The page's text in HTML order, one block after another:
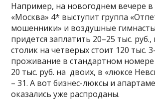
Например, на новогоднем вечере в
«Москва» 4* выступит группа
мошенники» и воздушные
придется заплатить 20–25 тыс. руб.,
столик на четверых стоит 120 тыс.
проживание в стандартном номере
20 тыс. руб. на двоих, в «люксе
– 31. А вот бизнес-люксы и
оказались уже распроданы.